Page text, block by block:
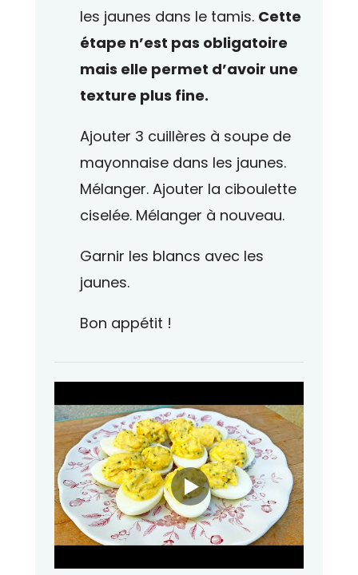
les jaunes dans le tamis. Cette
étape n’est pas obligatoire
mais elle permet d’avoir une
texture plus fine.
Ajouter 3 cuillères à soupe de
mayonnaise dans les jaunes.
Mélanger. Ajouter la ciboulette
ciselée. Mélanger à nouveau.
Garnir les blancs avec les
jaunes.
Bon appétit !